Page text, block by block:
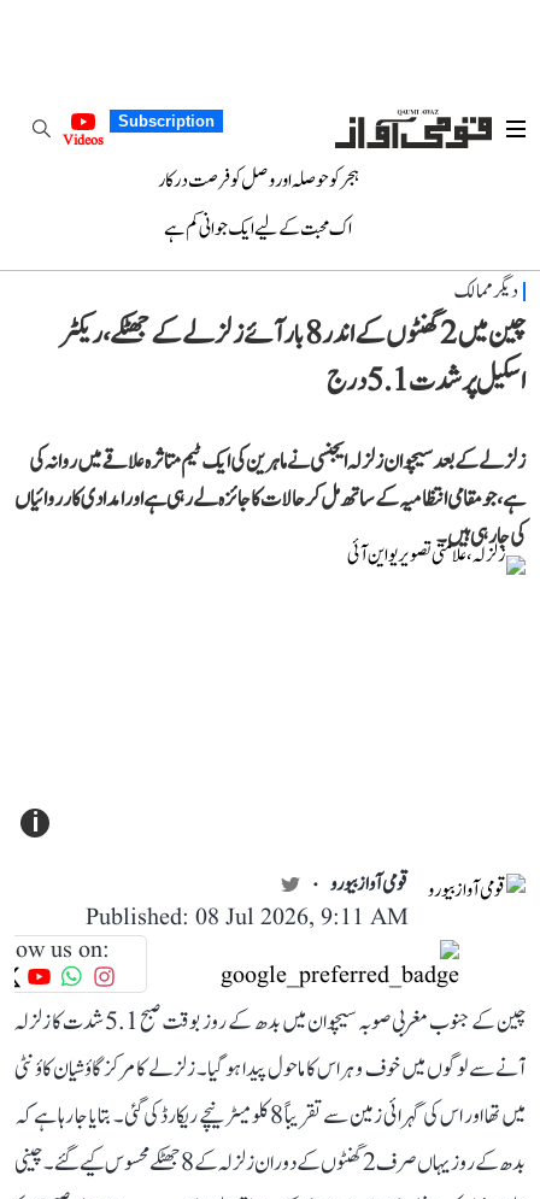
Subscription
Videos
ہجر کو حوصلہ اور وصل کو فرصت درکار
اک محبت کے لیے ایک جوانی کم ہے
دیگر ممالک
چین میں 2 گھنٹوں کے اندر 8 بار آئے زلزلے کے جھٹکے، ریکٹر
اسکیل پر شدت 5.1 درج
زلزلے کے بعد سیچوان زلزلہ ایجنسی نے ماہرین کی ایک ٹیم متاثرہ علاقے میں روانہ کی
ہے، جو مقامی انتظامیہ کے ساتھ مل کر حالات کا جائزہ لے رہی ہے اور امدادی کارروائیاں
کی جا رہی ہیں۔
i
قومی آواز بیورو
Published: 08 Jul 2026, 9:11 AM
us on:
چین کے جنوب مغربی صوبہ سیچوان میں بدھ کے روز بوقت صبح 5.1 شدت کا زلزلہ
آنے سے لوگوں میں خوف و ہراس کا ماحول پیدا ہو گیا۔ زلزلے کا مرکز گاؤشیان کاؤنٹی
میں تھا اور اس کی گہرائی زمین سے تقریباً 8 کلومیٹر نیچے ریکارڈ کی گئی۔ بتایا جا رہا ہے کہ
بدھ کے روز یہاں صرف 2 گھنٹوں کے دوران زلزلہ کے 8 جھٹکے محسوس کیے گئے۔ چینی